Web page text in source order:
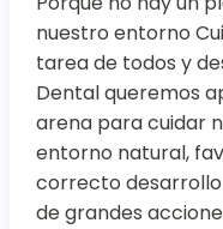
nuestro entorno
tarea de todos y
Dental queremos
arena para cuidar
entorno natural,
correcto
de grandes